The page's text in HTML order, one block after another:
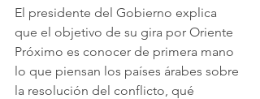
El presidente del Gobierno explica
que el objetivo de su gira por Oriente
Próximo es conocer de primera mano
lo que piensan los países árabes sobre
la resolución del conflicto, qué